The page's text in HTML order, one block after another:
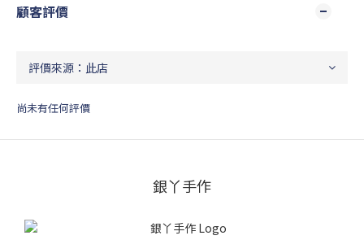
顧客評價
尚未有任何評價
銀丫手作